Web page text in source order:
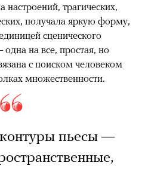
трагических,
получала яркую форму,
сценического
на все, простая, но
с поиском человеком
множественности.
пьесы —